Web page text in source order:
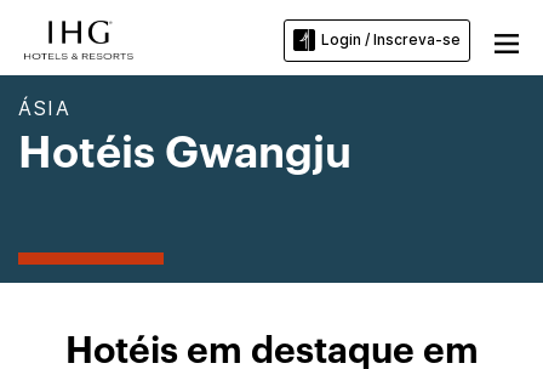
Login / Inscreva-se
ÁSIA
Hotéis Gwangju
Hotéis em destaque em